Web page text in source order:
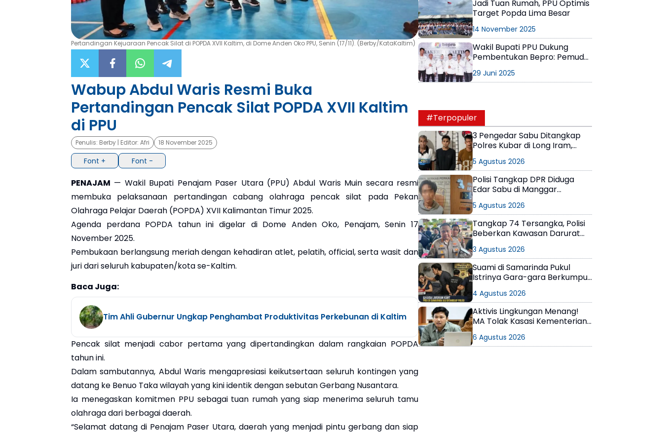
Pertandingan Kejuaraan Pencak Silat di POPDA XVII Kaltim, di Dome Anden Oko PPU, Senin (17/11). (Berby/KataKaltim)
Wabup Abdul Waris Resmi Buka
Pertandingan Pencak Silat POPDA XVII Kaltim
di PPU
Penulis: Berby | Editor: Afri 18 November 2025
Font + Font -
PENAJAM — Wakil Bupati Penajam Paser Utara (PPU) Abdul Waris Muin secara resmi
membuka pelaksanaan pertandingan cabang olahraga pencak silat pada Pekan
Olahraga Pelajar Daerah (POPDA) XVII Kalimantan Timur 2025.
Agenda perdana POPDA tahun ini digelar di Dome Anden Oko, Penajam, Senin 17
November 2025.
Pembukaan berlangsung meriah dengan kehadiran atlet, pelatih, official, serta wasit dan
juri dari seluruh kabupaten/kota se-Kaltim.
Baca Juga:
Tim Ahli Gubernur Ungkap Penghambat Produktivitas Perkebunan di Kaltim
Pencak silat menjadi cabor pertama yang dipertandingkan dalam rangkaian POPDA
tahun ini.
Dalam sambutannya, Abdul Waris mengapresiasi keikutsertaan seluruh kontingen yang
datang ke Benuo Taka wilayah yang kini identik dengan sebutan Gerbang Nusantara.
Ia menegaskan komitmen PPU sebagai tuan rumah yang siap menerima seluruh tamu
olahraga dari berbagai daerah.
“Selamat datang di Penajam Paser Utara, daerah yang menjadi pintu gerbang dan siap
Jadi Tuan Rumah, PPU Optimis
Target Popda Lima Besar
14 November 2025
Wakil Bupati PPU Dukung
Pembentukan Bepro: Pemuda
29 Juni 2025
#Terpopuler
3 Pengedar Sabu Ditangkap
Polres Kubar di Long Iram,
5 Agustus 2026
Polisi Tangkap DPR Diduga
Edar Sabu di Manggar
5 Agustus 2026
Tangkap 74 Tersangka, Polisi
Beberkan Kawasan Darurat
3 Agustus 2026
Suami di Samarinda Pukul
Istrinya Gara-gara Berkumpul
4 Agustus 2026
Aktivis Lingkungan Menang!
MA Tolak Kasasi Kementerian
KPC Dinyatakan Informasi
6 Agustus 2026